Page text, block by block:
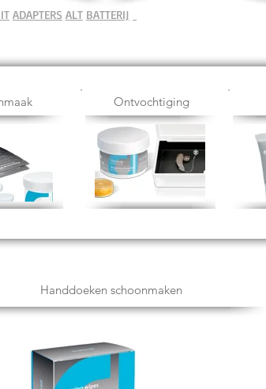
ADAPTERS ALT BATTERIJ
Ontvochtiging
Handdoeken schoonmaken